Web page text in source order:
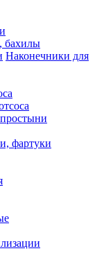
бахилы
Наконечники для
фартуки